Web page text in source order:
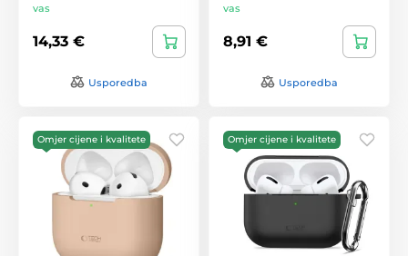
vas
14,33 €
Usporedba
vas
8,91 €
Usporedba
Omjer cijene i kvalitete Omjer cijene i kvalitete